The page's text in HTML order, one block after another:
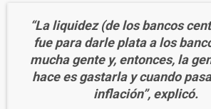
“La liquidez (de los bancos
fue para darle plata a los
mucha gente y, entonces, la
hace es gastarla y cuando
inflación”, explicó.